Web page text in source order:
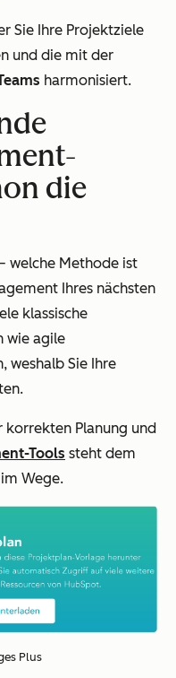
Sie Ihre Projektziele
und die mit der
harmonisiert.
die
welche Methode ist
Ihres nächsten
klassische
wie agile
weshalb Sie Ihre
korrekten Planung und
Tools steht dem
Wege.
Plus